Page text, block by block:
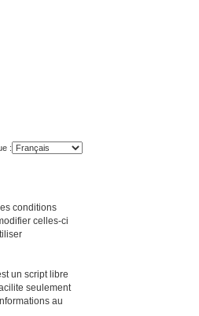
:
conditions
celles-ci
un script libre
seulement
au